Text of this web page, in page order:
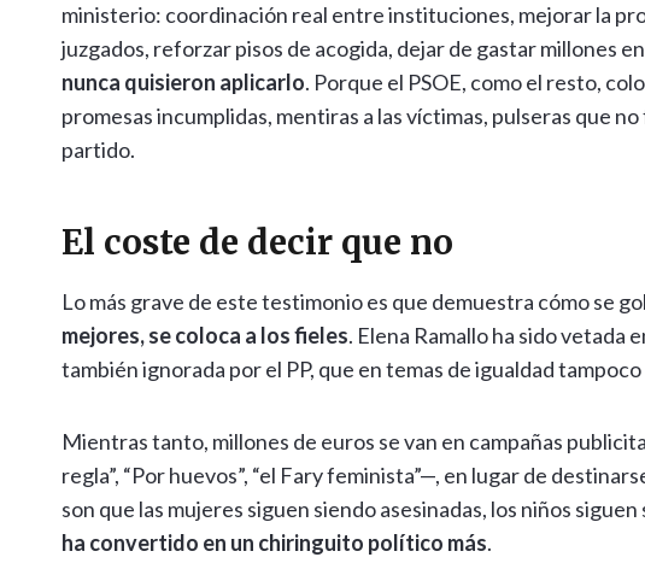
ministerio: coordinación real entre instituciones, mejorar la
juzgados, reforzar pisos de acogida, dejar de gastar millones
nunca quisieron aplicarlo. Porque el PSOE, como el resto,
promesas incumplidas, mentiras a las víctimas, pulseras que
partido.
El coste de decir que no
Lo más grave de este testimonio es que demuestra cómo se
mejores, se coloca a los fieles. Elena Ramallo ha sido vetada
también ignorada por el PP, que en temas de igualdad
Mientras tanto, millones de euros se van en campañas
regla”, “Por huevos”, “el Fary feminista”—, en lugar de
son que las mujeres siguen siendo asesinadas, los niños
ha convertido en un chiringuito político más.